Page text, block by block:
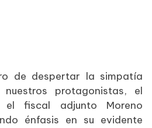
de despertar la simpatía
nuestros protagonistas, el
fiscal adjunto Moreno
énfasis en su evidente